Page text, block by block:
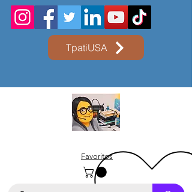
TpatiUSA
Favoritos